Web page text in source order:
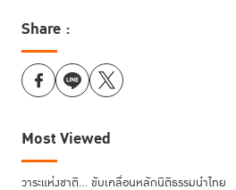
คืนสู่สังคมหลังพ้นโทษ โดยมี
กำหนดกรุงเทพและการปฏิบัติต่อผู้กระทำผิด TIJ
ตลอดการประชุม มีผู้เข้าร่วมประชุมทางไกลผ่าน
ทั้งสิ้น 30 คน
Borderless Youth Forum ที่จัดการประชุมเย
ประเทศทั่วโลกพร้อมกันเป็นเวลา 48 ชั่วโมง TIJ
ประชุมครั้งนี้ และมีนโยบายที่จะใช้เป็นแนวทางใน
Share :
Most Viewed
วาระแห่งชาติ… ขับเคลื่อนหลักนิติธรรมนำไทย